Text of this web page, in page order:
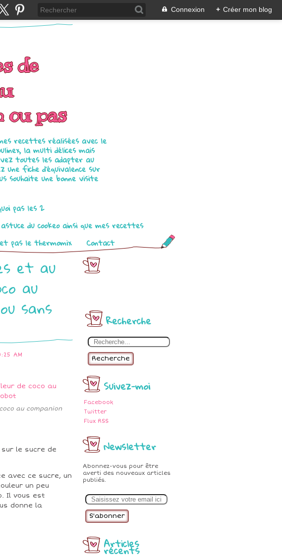
Connexion + Créer mon blog
de
ou pas
recettes réalisées avec le
la multi délices mais
toutes les adapter au
fiche d'équivalence sur
souhaite une bonne visite
pas les 2
astuce du cookeo ainsi que mes recettes
et pas le thermomix Contact
Recherche
Recherche
Suivez-moi
Facebook
Twitter
Flux RSS
Newsletter
Abonnez-vous pour être
averti des nouveaux articles
publiés.
m
Articles
récents
et au
au
sans
AM
au companion
le sucre de
avec ce sucre, un
un peu
Il vous est
donne la